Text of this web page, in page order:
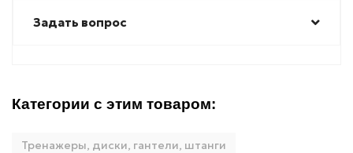
Задать вопрос
Категории с этим товаром:
Тренажеры, диски, гантели, штанги